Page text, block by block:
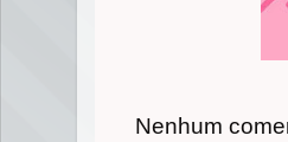
Nenhum